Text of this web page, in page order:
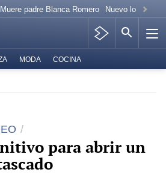
Muere padre Blanca Romero Nuevo look Paz
MODA COCINA
para abrir un